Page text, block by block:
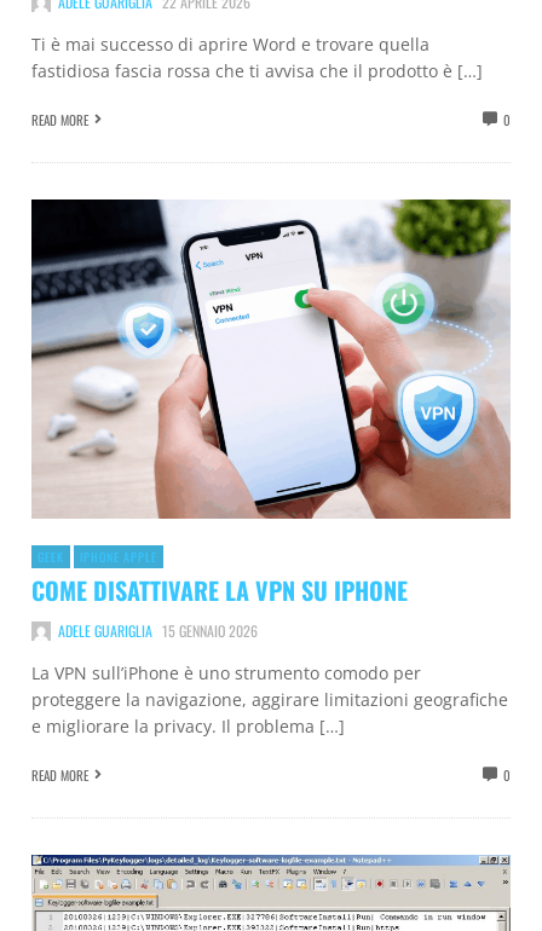
Ti è mai successo di aprire Word e trovare quella
fastidiosa fascia rossa che ti avvisa che il prodotto è […]
READ MORE 0
GEEK IPHONE APPLE
COME DISATTIVARE LA VPN SU IPHONE
ADELE GUARIGLIA 15 GENNAIO 2026
La VPN sull’iPhone è uno strumento comodo per
proteggere la navigazione, aggirare limitazioni geografiche
e migliorare la privacy. Il problema […]
READ MORE 0